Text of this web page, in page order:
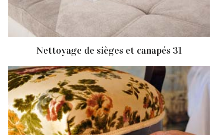
Nettoyage de sièges et canapés 31